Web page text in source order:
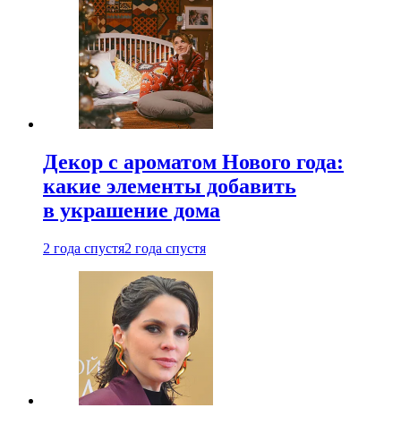
Декор с ароматом Нового года:
какие элементы добавить
в украшение дома
2 года спустя2 года спустя